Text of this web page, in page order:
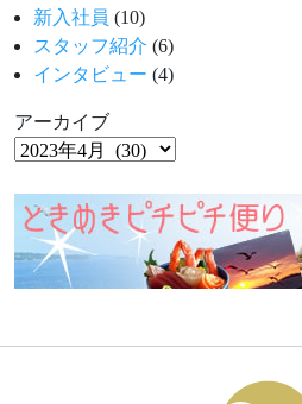
新入社員 (10)
スタッフ紹介 (6)
インタビュー (4)
アーカイブ